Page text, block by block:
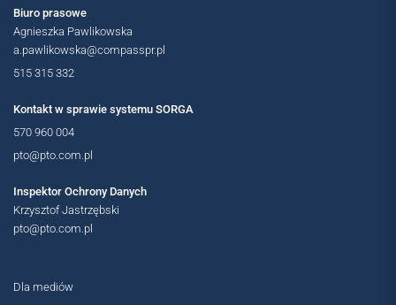
OGÓLNOPOLSKIE
Biuro prasowe
Agnieszka Pawlikowska
a.pawlikowska@compasspr.pl
515 315 332
Kontakt w sprawie systemu SORGA
570 960 004
pto@pto.com.pl
Inspektor Ochrony Danych
Krzysztof Jastrzębski
pto@pto.com.pl
Dla mediów